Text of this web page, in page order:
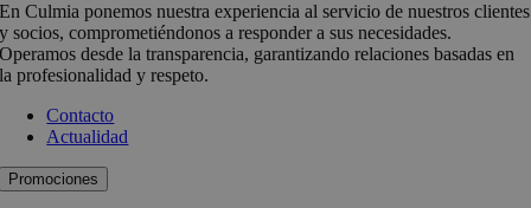
En Culmia ponemos nuestra experiencia al servicio de nuestros clientes
y socios, comprometiéndonos a responder a sus necesidades.
Operamos desde la transparencia, garantizando relaciones basadas en
la profesionalidad y respeto.
Contacto
Actualidad
Promociones